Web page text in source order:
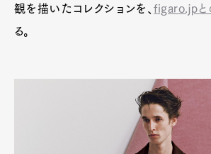
観を描いたコレクションを、figaro.jpと
る。